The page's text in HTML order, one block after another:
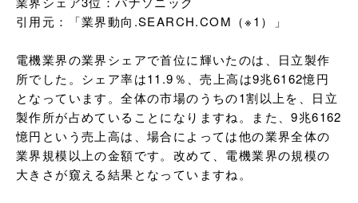
引用元：「業界動向.SEARCH.COM（※1）」
電機業界の業界シェアで首位に輝いたのは、日立製作
所でした。シェア率は11.9％、売上高は9兆6162憶円
となっています。全体の市場のうちの1割以上を、日立
製作所が占めていることになりますね。また、9兆6162
憶円という売上高は、場合によっては他の業界全体の
業界規模以上の金額です。改めて、電機業界の規模の
大きさが窺える結果となっていますね。